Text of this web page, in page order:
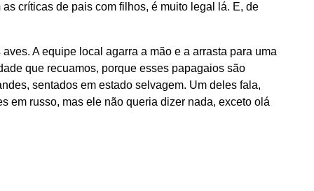
críticas de pais com filhos, é muito legal lá. E, de
A equipe local agarra a mão e a arrasta para uma
que recuamos, porque esses papagaios são
sentados em estado selvagem. Um deles fala,
em russo, mas ele não queria dizer nada, exceto olá